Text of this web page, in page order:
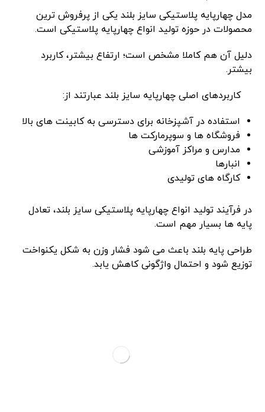
مدل چهارپایه پلاستیکی سایز بلند یکی از پرفروش‌ ترین
محصولات در حوزه تولید انواع چهارپایه پلاستیکی است.
دلیل آن هم کاملا مشخص است؛ ارتفاع بیشتر، کاربرد
بیشتر.
کاربردهای اصلی چهارپایه سایز بلند عبارتند از:
استفاده در آشپزخانه برای دسترسی به کابینت‌ های بالا
فروشگاه‌ ها و سوپرمارکت ‌ها
مدارس و مراکز آموزشی
انبارها
کارگاه‌ های تولیدی
در فرآیند تولید انواع چهارپایه پلاستیکی سایز بلند، تعادل
پایه‌ ها بسیار مهم است.
طراحی پایه بلند باعث می ‌شود فشار وزن به شکل یکنواخت
توزیع شود و احتمال واژگونی کاهش یابد.